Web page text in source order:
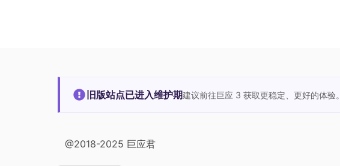
旧版站点已进入维护期建议前往巨应 3 获取更稳定、更好的体验。
@2018-2025 巨应君